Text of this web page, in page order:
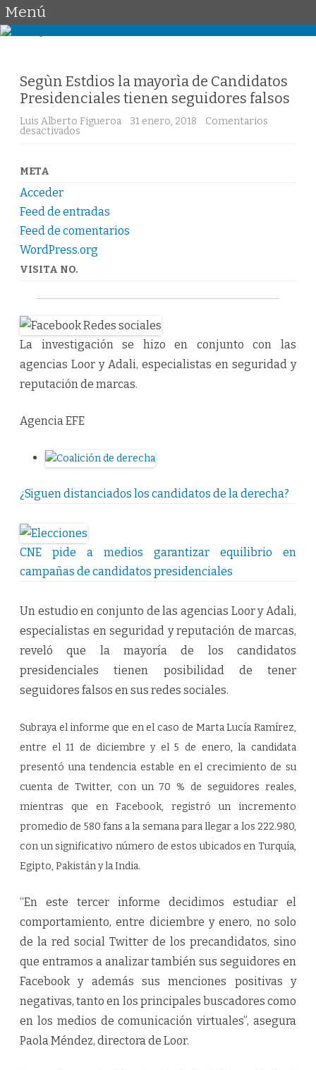
Menú
Segùn Estdios la mayorìa de Candidatos
Presidenciales tienen seguidores falsos
Luis Alberto Figueroa 31 enero, 2018
Comentarios
desactivados
s
d
o
a
o
r
ì
a
e
C
a
i
d
o
s
r
e
e
n
i
a
s
t
i
e
n
e
n
s
e
g
d
o
r
e
s
f
a
l
s
o
s
META
Acceder
Feed de entradas
Feed de comentarios
WordPress.org
VISITA NO.
La investigación se hizo en conjunto con las
agencias Loor y Adali, especialistas en seguridad y
reputación de marcas.
Agencia EFE
¿Siguen distanciados los candidatos de la derecha?
CNE pide a medios garantizar equilibrio en
campañas de candidatos presidenciales
Un estudio en conjunto de las agencias Loor y Adali,
especialistas en seguridad y reputación de marcas,
reveló que la mayoría de los candidatos
presidenciales tienen posibilidad de tener
seguidores falsos en sus redes sociales.
Subraya el informe que en el caso de Marta Lucía Ramírez,
entre el 11 de diciembre y el 5 de enero, la candidata
presentó una tendencia estable en el crecimiento de su
cuenta de Twitter, con un 70 % de seguidores reales,
mientras que en Facebook, registró un incremento
promedio de 580 fans a la semana para llegar a los 222.980,
con un significativo número de estos ubicados en Turquía,
Egipto, Pakistán y la India.
“En este tercer informe decidimos estudiar el
comportamiento, entre diciembre y enero, no solo
de la red social Twitter de los precandidatos, sino
que entramos a analizar también sus seguidores en
Facebook y además sus menciones positivas y
negativas, tanto en los principales buscadores como
en los medios de comunicación virtuales”, asegura
Paola Méndez, directora de Loor.